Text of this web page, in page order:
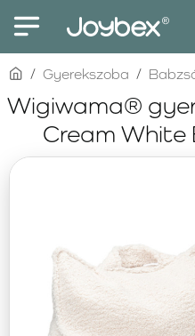
Wigiwama®
Cream White
homeGyerekszoba